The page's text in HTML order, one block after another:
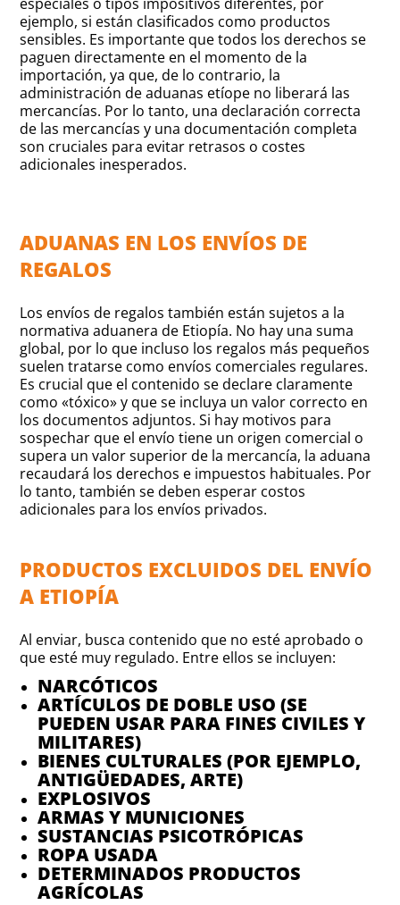
ejemplo, si están clasificados como productos
sensibles. Es importante que todos los derechos se
paguen directamente en el momento de la
importación, ya que, de lo contrario, la
administración de aduanas etíope no liberará las
mercancías. Por lo tanto, una declaración correcta
de las mercancías y una documentación completa
son cruciales para evitar retrasos o costes
adicionales inesperados.
ADUANAS EN LOS ENVÍOS DE
REGALOS
Los envíos de regalos también están sujetos a la
normativa aduanera de Etiopía. No hay una suma
global, por lo que incluso los regalos más pequeños
suelen tratarse como envíos comerciales regulares.
Es crucial que el contenido se declare claramente
como «tóxico» y que se incluya un valor correcto en
los documentos adjuntos. Si hay motivos para
sospechar que el envío tiene un origen comercial o
supera un valor superior de la mercancía, la aduana
recaudará los derechos e impuestos habituales. Por
lo tanto, también se deben esperar costos
adicionales para los envíos privados.
PRODUCTOS EXCLUIDOS DEL ENVÍO
A ETIOPÍA
Al enviar, busca contenido que no esté aprobado o
que esté muy regulado. Entre ellos se incluyen:
NARCÓTICOS
ARTÍCULOS DE DOBLE USO (SE
PUEDEN USAR PARA FINES CIVILES Y
MILITARES)
BIENES CULTURALES (POR EJEMPLO,
ANTIGÜEDADES, ARTE)
EXPLOSIVOS
ARMAS Y MUNICIONES
SUSTANCIAS PSICOTRÓPICAS
ROPA USADA
DETERMINADOS PRODUCTOS
AGRÍCOLAS